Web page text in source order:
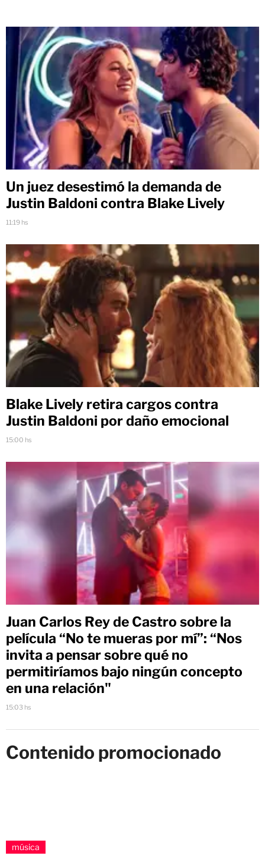
Un juez desestimó la demanda de
Justin Baldoni contra Blake Lively
11:19 hs
Blake Lively retira cargos contra
Justin Baldoni por daño emocional
15:00 hs
Juan Carlos Rey de Castro sobre la
película “No te mueras por mí”: “Nos
invita a pensar sobre qué no
permitiríamos bajo ningún concepto
en una relación"
15:03 hs
Contenido promocionado
música